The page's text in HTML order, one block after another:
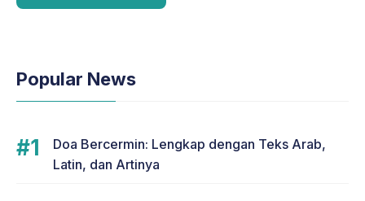
Popular News
Doa Bercermin: Lengkap dengan Teks Arab,
Latin, dan Artinya